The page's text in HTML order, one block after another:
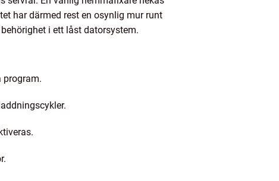
har därmed rest en osynlig mur runt
i ett låst datorsystem.
program.